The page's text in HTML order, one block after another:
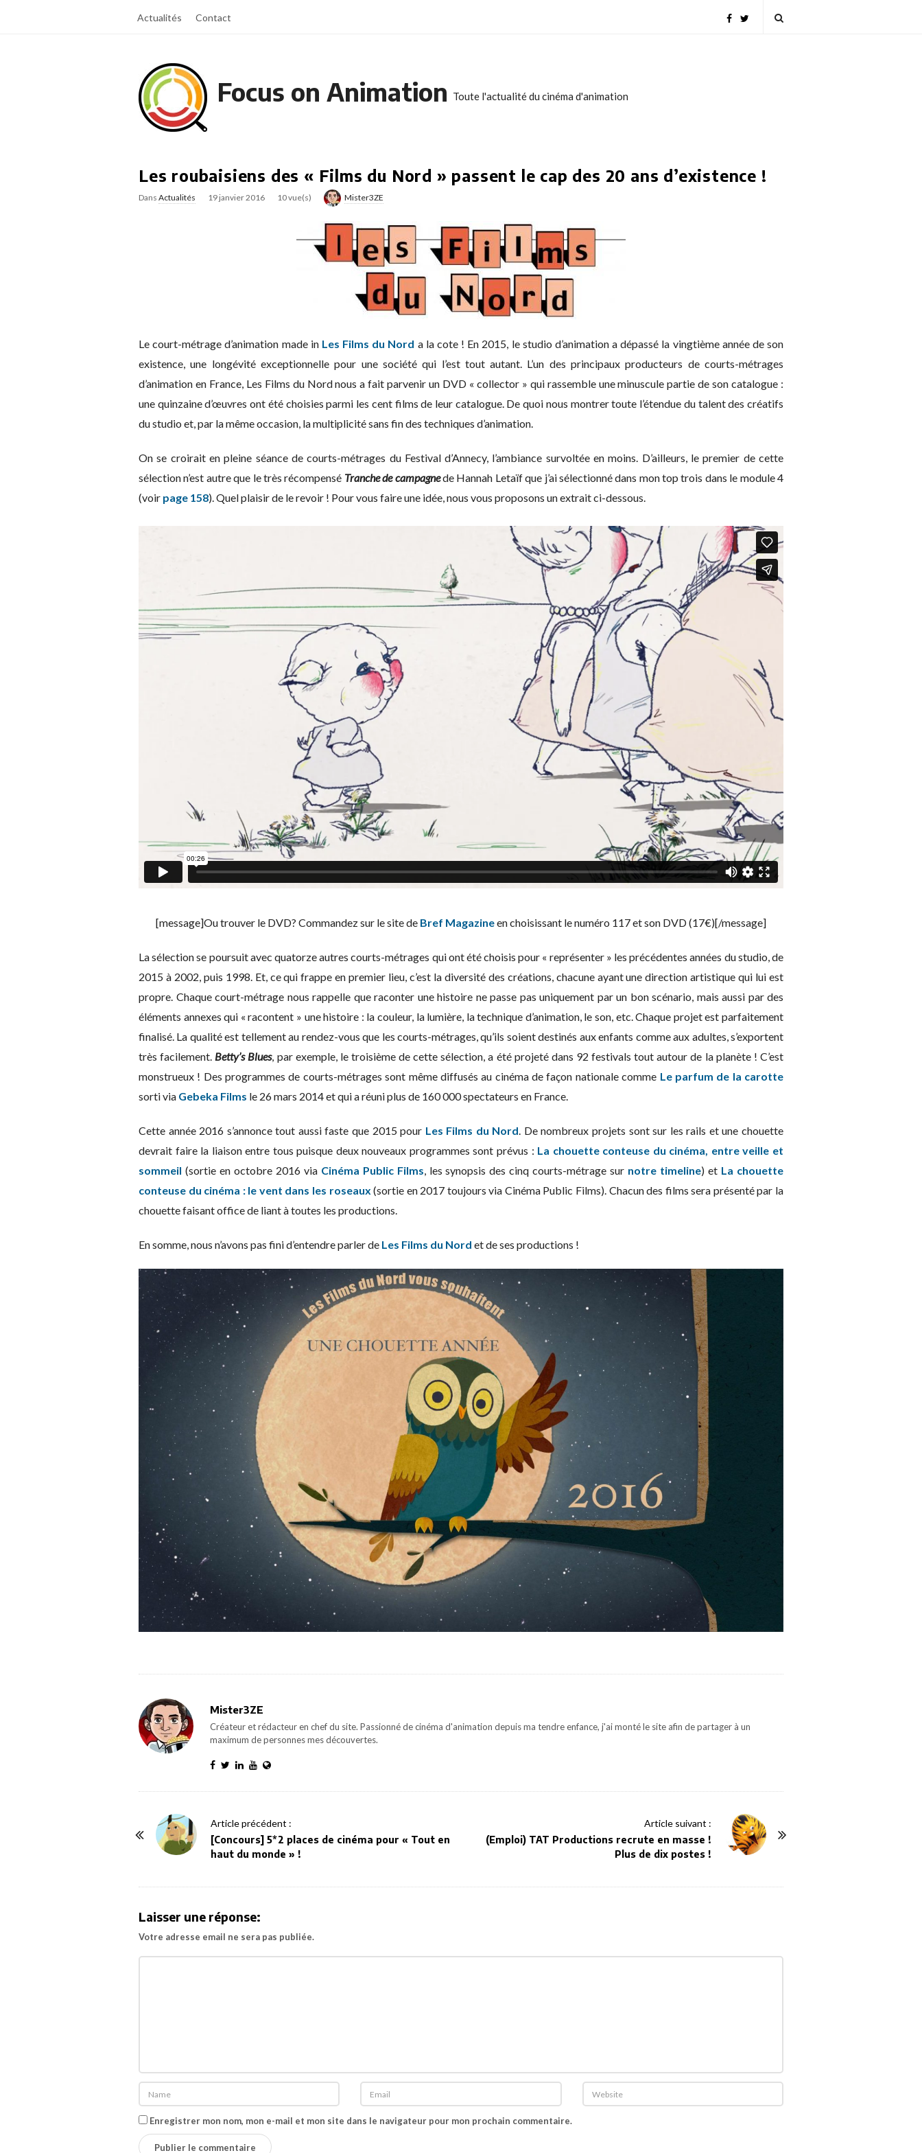
Actualités Contact
Focus on Animation Toute l'actualité du cinéma d'animation
Les roubaisiens des « Films du Nord » passent le cap des 20 ans d’existence !
Dans Actualités 19 janvier 2016 10 vue(s) Mister3ZE
Le court-métrage d’animation made in Les Films du Nord a la cote ! En 2015, le studio d’animation a dépassé la vingtième année de son
existence, une longévité exceptionnelle pour une société qui l’est tout autant. L’un des principaux producteurs de courts-métrages
d’animation en France, Les Films du Nord nous a fait parvenir un DVD « collector » qui rassemble une minuscule partie de son catalogue :
une quinzaine d’œuvres ont été choisies parmi les cent films de leur catalogue. De quoi nous montrer toute l’étendue du talent des créatifs
du studio et, par la même occasion, la multiplicité sans fin des techniques d’animation.
On se croirait en pleine séance de courts-métrages du Festival d’Annecy, l’ambiance survoltée en moins. D’ailleurs, le premier de cette
sélection n’est autre que le très récompensé Tranche de campagnede Hannah Letaïf que j’ai sélectionné dans mon top trois dans le module 4
(voir page 158). Quel plaisir de le revoir ! Pour vous faire une idée, nous vous proposons un extrait ci-dessous.
[message]Ou trouver le DVD? Commandez sur le site de Bref Magazineen choisissant le numéro 117 et son DVD (17€)[/message]
La sélection se poursuit avec quatorze autres courts-métrages qui ont été choisis pour « représenter » les précédentes années du studio, de
2015 à 2002, puis 1998. Et, ce qui frappe en premier lieu, c’est la diversité des créations, chacune ayant une direction artistique qui lui est
propre. Chaque court-métrage nous rappelle que raconter une histoire ne passe pas uniquement par un bon scénario, mais aussi par des
éléments annexes qui « racontent » une histoire : la couleur, la lumière, la technique d’animation, le son, etc. Chaque projet est parfaitement
finalisé. La qualité est tellement au rendez-vous que les courts-métrages, qu’ils soient destinés aux enfants comme aux adultes, s’exportent
très facilement. Betty’s Blues, par exemple, le troisième de cette sélection, a été projeté dans 92 festivals tout autour de la planète ! C’est
monstrueux ! Des programmes de courts-métrages sont même diffusés au cinéma de façon nationale comme Le parfum de la carotte
sorti via Gebeka Films le 26 mars 2014 et qui a réuni plus de 160 000 spectateurs en France.
Cette année 2016 s’annonce tout aussi faste que 2015 pour Les Films du Nord. De nombreux projets sont sur les rails et une chouette
devrait faire la liaison entre tous puisque deux nouveaux programmes sont prévus : La chouette conteuse du cinéma, entre veille et
sommeil (sortie en octobre 2016 via Cinéma Public Films, les synopsis des cinq courts-métrage sur notre timeline) et La chouette
conteuse du cinéma : le vent dans les roseaux (sortie en 2017 toujours via Cinéma Public Films). Chacun des films sera présenté par la
chouette faisant office de liant à toutes les productions.
En somme, nous n’avons pas fini d’entendre parler de Les Films du Nord et de ses productions !
Mister3ZE
Créateur et rédacteur en chef du site. Passionné de cinéma d'animation depuis ma tendre enfance, j'ai monté le site afin de partager à un
maximum de personnes mes découvertes.
Article précédent :
[Concours] 5*2 places de cinéma pour « Tout en
haut du monde » !
Article suivant :
(Emploi) TAT Productions recrute en masse !
Plus de dix postes !
Laisser une réponse:
Votre adresse email ne sera pas publiée.
Enregistrer mon nom, mon e-mail et mon site dans le navigateur pour mon prochain commentaire.